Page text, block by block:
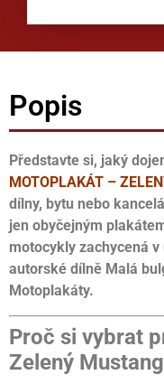
Popis
Představte si, jaký
MOTOPLAKÁT –
dílny, bytu nebo
jen obyčejným
motocykly zachycená
autorské dílně Malá
Motoplakáty.
Proč si vybrat
Zelený